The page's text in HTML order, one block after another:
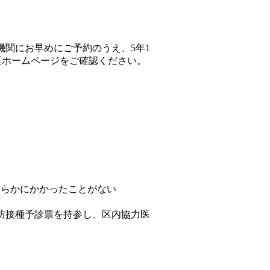
にお早めにご予約のうえ、5年1
ームページをご確認ください。
かにかかったことがない
種予診票を持参し、区内協力医